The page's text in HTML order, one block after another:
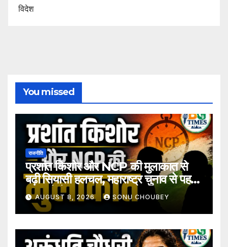
विदेश
You missed
राजनीति
प्रशांत किशोर और NCP की मुलाकात से
बढ़ी सियासी हलचल, महाराष्ट्र चुनाव से पहले
अटकलें तेज
AUGUST 8, 2026 SONU CHOUBEY